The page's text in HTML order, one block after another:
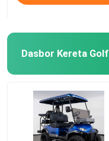
Dasbor Kereta Golf